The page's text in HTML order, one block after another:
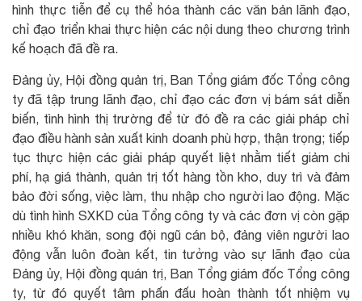
hình thực tiễn để cụ thể hóa thành các văn bản lãnh đạo,
chỉ đạo triển khai thực hiện các nội dung theo chương trình
kế hoạch đã đề ra.
Đảng ủy, Hội đồng quản trị, Ban Tổng giám đốc Tổng công
ty đã tập trung lãnh đạo, chỉ đạo các đơn vị bám sát diễn
biến, tình hình thị trường để từ đó đề ra các giải pháp chỉ
đạo điều hành sản xuất kinh doanh phù hợp, thận trọng; tiếp
tục thực hiện các giải pháp quyết liệt nhằm tiết giảm chi
phí, hạ giá thành, quản trị tốt hàng tồn kho, duy trì và đảm
bảo đời sống, việc làm, thu nhập cho người lao động. Mặc
dù tình hình SXKD của Tổng công ty và các đơn vị còn gặp
nhiều khó khăn, song đội ngũ cán bộ, đảng viên người lao
động vẫn luôn đoàn kết, tin tưởng vào sự lãnh đạo của
Đảng ủy, Hội đồng quán trị, Ban Tổng giám đốc Tổng công
ty, từ đó quyết tâm phấn đấu hoàn thành tốt nhiệm vụ